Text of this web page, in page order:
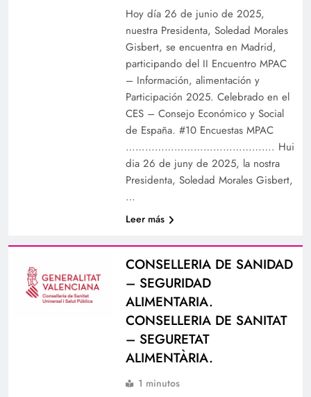
Hoy día 26 de junio de 2025,
nuestra Presidenta, Soledad Morales
Gisbert, se encuentra en Madrid,
participando del II Encuentro MPAC
– Información, alimentación y
Participación 2025. Celebrado en el
CES – Consejo Económico y Social
de España. #10 Encuestas MPAC
………………………………………. Hui
dia 26 de juny de 2025, la nostra
Presidenta, Soledad Morales Gisbert,
…
Leer más
CONSELLERIA DE SANIDAD
– SEGURIDAD
ALIMENTARIA.
CONSELLERIA DE SANITAT
– SEGURETAT
ALIMENTÀRIA.
1 minutos